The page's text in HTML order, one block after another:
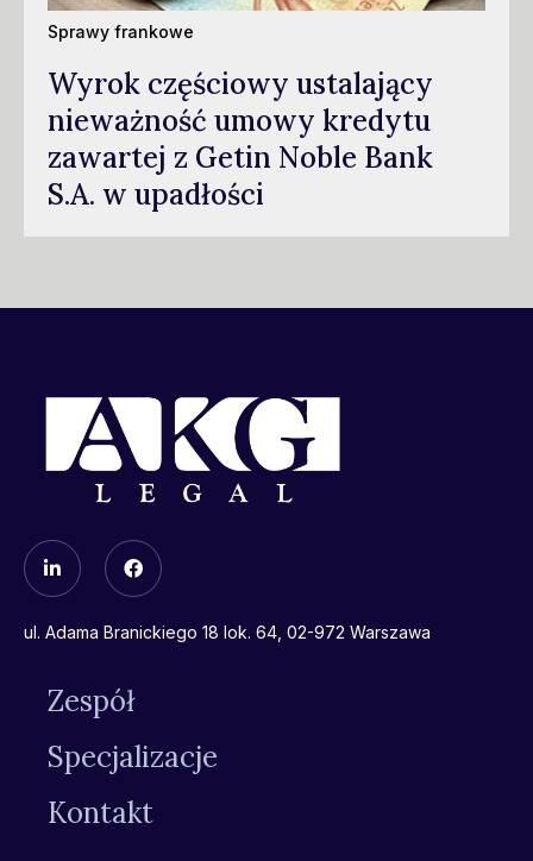
Sprawy frankowe
Wyrok częściowy ustalający
nieważność umowy kredytu
zawartej z Getin Noble Bank
S.A. w upadłości
ul. Adama Branickiego 18 lok. 64, 02-972 Warszawa
Zespół
Specjalizacje
Kontakt